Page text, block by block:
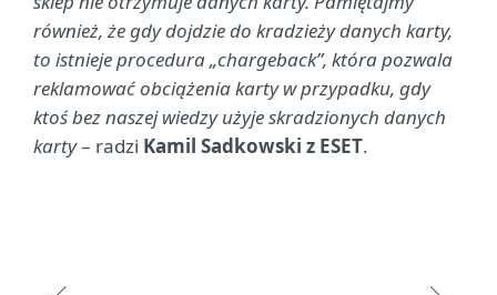
również, że gdy dojdzie do kradzieży danych karty,
to istnieje procedura „chargeback”, która pozwala
reklamować obciążenia karty w przypadku, gdy
ktoś bez naszej wiedzy użyje skradzionych danych
karty– radzi Kamil Sadkowski z ESET.